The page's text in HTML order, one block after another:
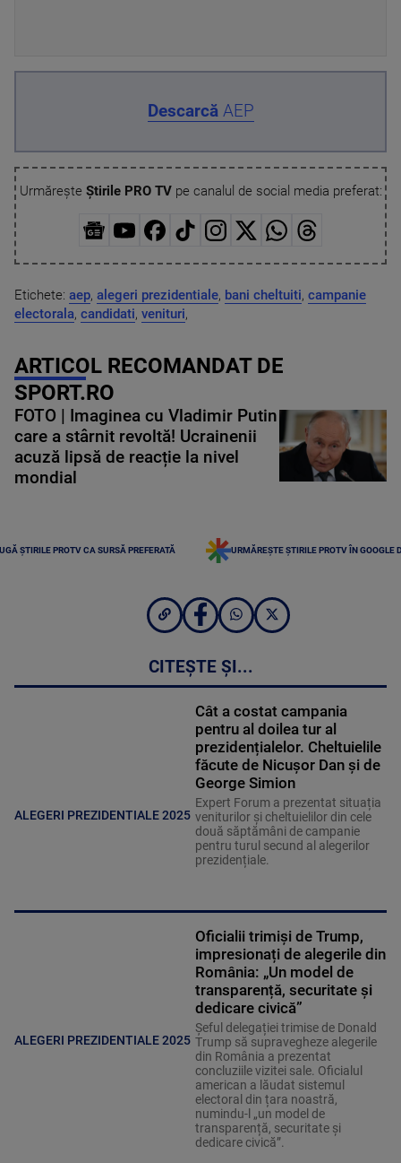
DescarcăAEP
Urmărește Știrile PRO TVpe canalul de social media preferat:
Etichete: aep, alegeri prezidentiale, bani cheltuiti, campanie
electorala, candidati, venituri,
ARTICOL RECOMANDAT DE
SPORT.RO
FOTO | Imaginea cu Vladimir Putin
care a stârnit revoltă! Ucrainenii
acuză lipsă de reacție la nivel
mondial
ȘTIRILE PROTV CA SURSĂ PREFERATĂ URMĂREȘTE ȘTIRILE PROTV ÎN GOOGLE
CITEȘTE ȘI...
ALEGERI PREZIDENTIALE 2025
Cât a costat campania
pentru al doilea tur al
prezidențialelor. Cheltuielile
făcute de Nicușor Dan și de
George Simion
Expert Forum a prezentat situația
veniturilor și cheltuielilor din cele
două săptămâni de campanie
pentru turul secund al alegerilor
prezidențiale.
ALEGERI PREZIDENTIALE 2025
Oficialii trimiși de Trump,
impresionați de alegerile din
România: „Un model de
transparență, securitate și
dedicare civică”
Șeful delegației trimise de Donald
Trump să supravegheze alegerile
din România a prezentat
concluziile vizitei sale. Oficialul
american a lăudat sistemul
electoral din țara noastră,
numindu-l „un model de
transparență, securitate și
dedicare civică”.